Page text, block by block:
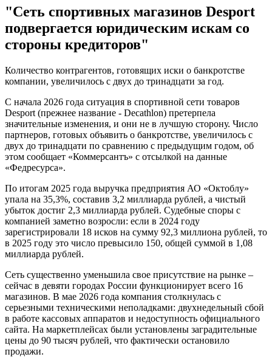
"Сеть спортивных магазинов Desport
подвергается юридическим искам со
стороны кредиторов"
Количество контрагентов, готовящих иски о банкротстве
компании, увеличилось с двух до тринадцати за год.
С начала 2026 года ситуация в спортивной сети товаров
Desport (прежнее название - Decathlon) претерпела
значительные изменения, и они не в лучшую сторону. Число
партнеров, готовых объявить о банкротстве, увеличилось с
двух до тринадцати по сравнению с предыдущим годом, об
этом сообщает «Коммерсантъ» с отсылкой на данные
«Федресурса».
По итогам 2025 года выручка предприятия АО «Октоблу»
упала на 35,3%, составив 3,2 миллиарда рублей, а чистый
убыток достиг 2,3 миллиарда рублей. Судебные споры с
компанией заметно возросли: если в 2024 году
зарегистрировали 18 исков на сумму 92,3 миллиона рублей, то
в 2025 году это число превысило 150, общей суммой в 1,08
миллиарда рублей.
Сеть существенно уменьшила свое присутствие на рынке –
сейчас в девяти городах России функционирует всего 16
магазинов. В мае 2026 года компания столкнулась с
серьезными техническими неполадками: двухнедельный сбой
в работе кассовых аппаратов и недоступность официального
сайта. На маркетплейсах были установлены заградительные
цены до 90 тысяч рублей, что фактически остановило
продажи.